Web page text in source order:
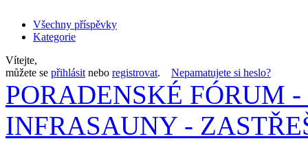
Všechny příspěvky
Kategorie
Vítejte,
můžete se přihlásit nebo registrovat. Nepamatujete si heslo?
PORADENSKÉ FÓRUM
INFRASAUNY -